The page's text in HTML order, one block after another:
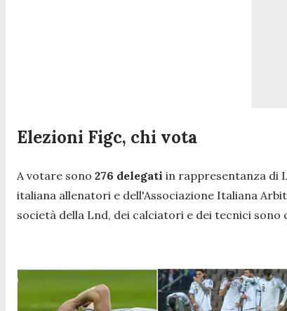
Elezioni Figc, chi vota
A votare sono 276 delegati in rappresentanza di
italiana allenatori e dell'Associazione Italiana
società della Lnd, dei calciatori e dei tecnici